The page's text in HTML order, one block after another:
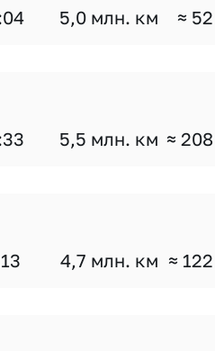
5,0 млн. км ≈
5,5 млн. км ≈
4,7 млн. км ≈